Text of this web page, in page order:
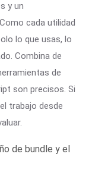
y un
cada utilidad
lo que usas, lo
Combina de
de
son precisos. Si
trabajo desde
de bundle y el